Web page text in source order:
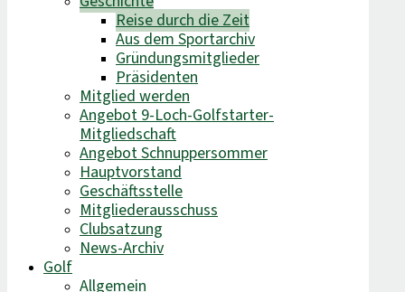
Reise durch die Zeit
Aus dem Sportarchiv
Gründungsmitglieder
Präsidenten
Mitglied werden
Angebot 9-Loch-Golfstarter-
Mitgliedschaft
Angebot Schnuppersommer
Hauptvorstand
Geschäftsstelle
Mitgliederausschuss
Clubsatzung
News-Archiv
Golf
Allgemein